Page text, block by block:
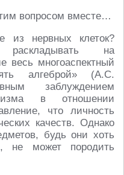
вопросом вместе…
из нервных клеток?
на
весь многоаспектный
алгеброй» (А.С.
заблуждением
в отношении
что личность
качеств. Однако
будь они хоть
не может породить